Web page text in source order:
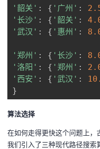
藏
'韶关' : { '广州' :
'长沙' : { '韶关' :
'武汉' : { '惠州' :
'郑州' : { '长沙' :
'洛阳' : { '郑州' :
'西安' : { '武汉' :
}
算法选择
在如何走得更快这个问题上，
我们引入了三种现代路径搜索